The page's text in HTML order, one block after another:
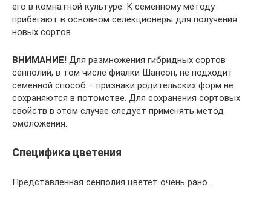
его в комнатной культуре. К семенному методу
прибегают в основном селекционеры для получения
новых сортов.
ВНИМАНИЕ! Для размножения гибридных сортов
сенполий, в том числе фиалки Шансон, не подходит
семенной способ – признаки родительских форм не
сохраняются в потомстве. Для сохранения сортовых
свойств в этом случае следует применять метод
омоложения.
Специфика цветения
Представленная сенполия цветет очень рано.